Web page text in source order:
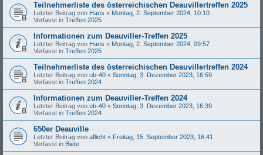
Teilnehmerliste des österreichischen Deauvillertreffen 2025
Letzter Beitrag von Hans « Montag, 2. September 2024, 10:10
Verfasst in Treffen 2025
Informationen zum Deauviller-Treffen 2025
Letzter Beitrag von Hans « Montag, 2. September 2024, 09:57
Verfasst in Treffen 2025
Teilnehmerliste des österreichischen Deauvillertreffen 2024
Letzter Beitrag von ub-40 « Sonntag, 3. Dezember 2023, 16:59
Verfasst in Treffen 2024
Informationen zum Deauviller-Treffen 2024
Letzter Beitrag von ub-40 « Sonntag, 3. Dezember 2023, 16:39
Verfasst in Treffen 2024
650er Deauville
Letzter Beitrag von aflicht « Freitag, 15. September 2023, 16:41
Verfasst in Biete